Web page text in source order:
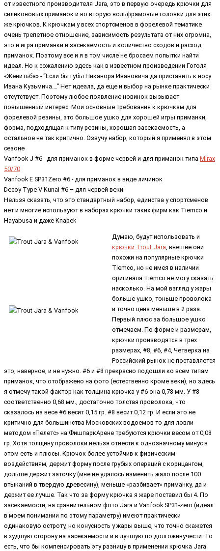
от известного производителя Jara, это в первую очередь крючки для
силиконовых приманок и во вторую вольфрамовые головки для этих
же крючков. К крючкам у всех спортсменов в форелевой тематике
очень трепетное отношение, зависимость результата от них огромна,
это и игра приманки и засекаемость и количество сходов и расход
приманок. Поэтому все и я в том числе не бросаем попытки найти
идеал. Но к сожалению здесь как в известном произведении Гоголя
«Женитьба» - “Если бы губы Никанора Ивановича да приставить к носу
Ивана Кузьмича….” Нет идеала, да еще и выбор на рынке практически
отсутствует. Поэтому любое появление новинок вызывает
повышенный интерес. Мои основные требования к крючкам для
форелевой резины, это большое ушко для хорошей игры приманки,
форма, подходящая к типу резины, хорошая засекаемость, а
остальное не так критично. Озвучу набор, который я применял в этом
сезоне
Vanfook J #6 - для приманок в форме червей и для приманок типа Mirax
50/70
Vanfook E SP31Zero #6 - для приманок в виде личинок
Decoy Type V Kunai #6 – для червей веки
Нельзя сказать, что это стандартный набор, единства у спортсменов
нет и многие используют в наборах крючки таких фирм как Tiemco и
Hayabusa и даже Knapek
Думаю, будут использовать и
крючки Trout Jara, внешне они
похожи на популярные крючки
Tiemco, но не имея в наличии
оригинала Tiemco не могу сказать
насколько. На мой взгляд у жары
больше ушко, тоньше проволока
и точно цена меньше в 2 раза.
Первый плюс за большое ушко
отмечаем. По форме и размерам,
крючки производятся в трех
размерах, #8, #6, #4, Четверка на
Российский рынок не поставляется
это, наверное, и не нужно. #6 и #8 прекрасно подошли ко всем типам
приманок, что отображено на фото (естественно кроме веки), но здесь
я отмечу такой фактор как толщина крючка у #6 она 0,78 мм. У #8
соответственно 0,68 мм., достаточно толстая проволока, что
сказалось на весе #6 весит 0,15 гр. #8 весит 0,12 гр. И если это не
критично для большинства Московских водоемов то для ловли
методом «Пелетс» на ФишпаркАрене требуются крючки весом от 0,08
гр. Хотя толщину проволоки нельзя отнести к однозначному минус в
этом есть и плюсы. Крючок более устойчив к физическим
воздействиям, держит форму после грубых операций с корнцангом,
дольше держит заточку (мне не удалось изменить жало после 100
втыканий в твердую древесину), меньше «разбивает» приманку, да и
держит ее лучше. Так что за форму крючка я жаре поставил бы 4. По
засекаемости, на сравнительном фото Jara и Vanfook SP31-zero (идеал
в моем понимании по этому параметру) имеют практически
одинаковую остроту, но конусность у жары выше, что точно скажется
в худшую сторону на засекаемости и в лучшую по долгоживучести. То
есть, что бы компенсировать эту разницу в применении крючка Jara